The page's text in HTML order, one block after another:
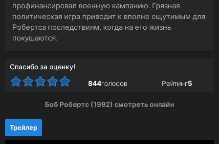
профинансировал военную кампанию. Грязная
политическая игра приводит к вполне ощутимым для
Робертса последствиям, когда на его жизнь
покушаются.
Спасибо за оценку!
844голосов Рейтинг5
Боб Робертс (1992) смотреть онлайн
Трейлер